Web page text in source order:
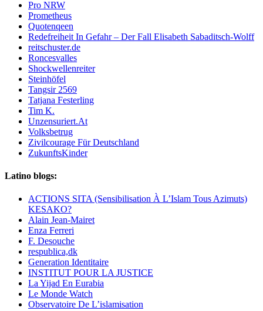
Pro NRW
Prometheus
Quotenqeen
Redefreiheit In Gefahr – Der Fall Elisabeth Sabaditsch-Wolff
reitschuster.de
Roncesvalles
Shockwellenreiter
Steinhöfel
Tangsir 2569
Tatjana Festerling
Tim K.
Unzensuriert.At
Volksbetrug
Zivilcourage Für Deutschland
ZukunftsKinder
Latino blogs:
ACTIONS SITA (Sensibilisation À L’Islam Tous Azimuts)
KESAKO?
Alain Jean-Mairet
Enza Ferreri
F. Desouche
respublica,dk
Generation Identitaire
INSTITUT POUR LA JUSTICE
La Yijad En Eurabia
Le Monde Watch
Observatoire De L’islamisation